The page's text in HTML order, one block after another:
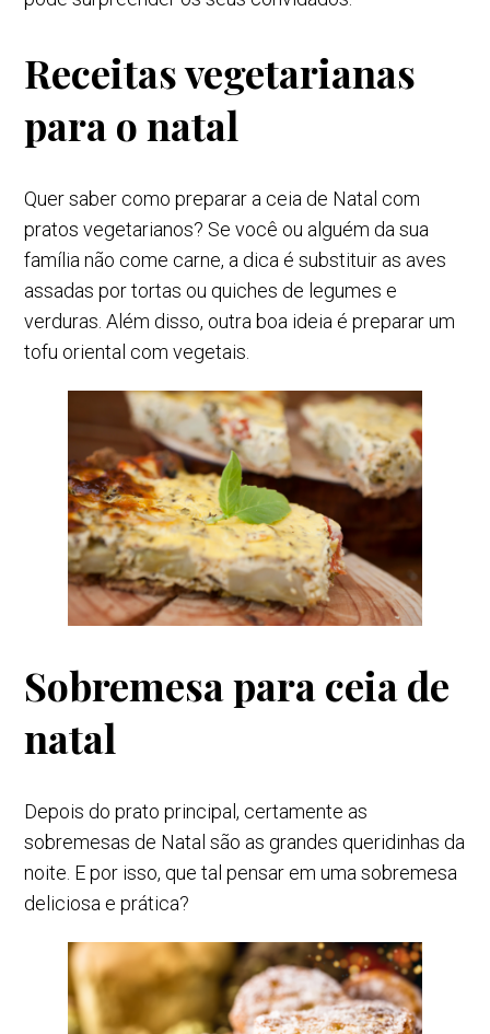
Receitas vegetarianas
para o natal
Quer saber como preparar a ceia de Natal com
pratos vegetarianos? Se você ou alguém da sua
família não come carne, a dica é substituir as aves
assadas por tortas ou quiches de legumes e
verduras. Além disso, outra boa ideia é preparar um
tofu oriental com vegetais.
Sobremesa para ceia de
natal
Depois do prato principal, certamente as
sobremesas de Natal são as grandes queridinhas da
noite. E por isso, que tal pensar em uma sobremesa
deliciosa e prática?